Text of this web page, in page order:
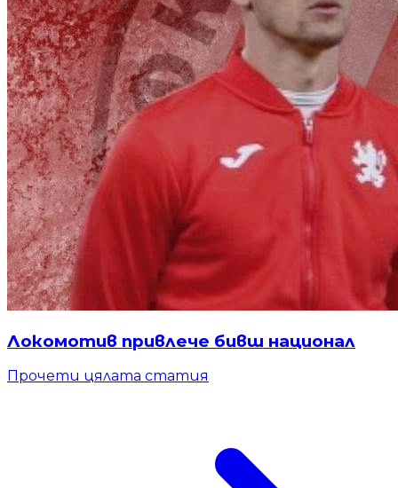
Локомотив привлече бивш национал
Прочети цялата статия